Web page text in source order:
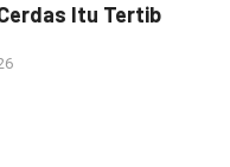
Itu Tertib